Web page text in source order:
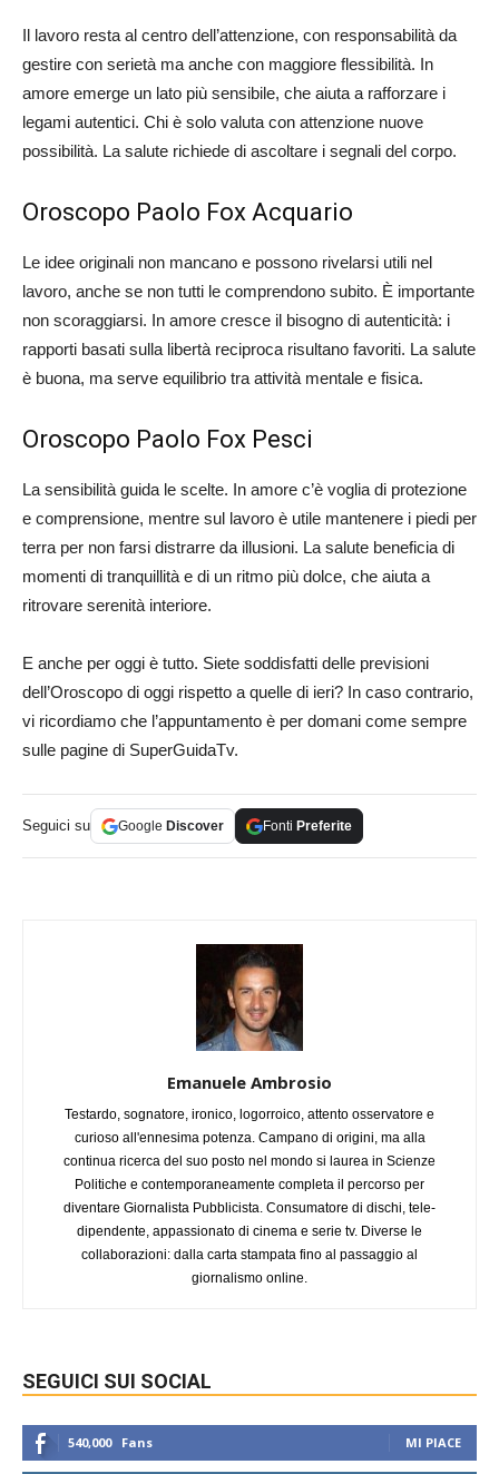
Il lavoro resta al centro dell’attenzione, con responsabilità da
gestire con serietà ma anche con maggiore flessibilità. In
amore emerge un lato più sensibile, che aiuta a rafforzare i
legami autentici. Chi è solo valuta con attenzione nuove
possibilità. La salute richiede di ascoltare i segnali del corpo.
Oroscopo Paolo Fox Acquario
Le idee originali non mancano e possono rivelarsi utili nel
lavoro, anche se non tutti le comprendono subito. È importante
non scoraggiarsi. In amore cresce il bisogno di autenticità: i
rapporti basati sulla libertà reciproca risultano favoriti. La salute
è buona, ma serve equilibrio tra attività mentale e fisica.
Oroscopo Paolo Fox Pesci
La sensibilità guida le scelte. In amore c’è voglia di protezione
e comprensione, mentre sul lavoro è utile mantenere i piedi per
terra per non farsi distrarre da illusioni. La salute beneficia di
momenti di tranquillità e di un ritmo più dolce, che aiuta a
ritrovare serenità interiore.
E anche per oggi è tutto. Siete soddisfatti delle previsioni
dell’Oroscopo di oggi rispetto a quelle di ieri? In caso contrario,
vi ricordiamo che l’appuntamento è per domani come sempre
sulle pagine di SuperGuidaTv.
Seguici su Google Discover Fonti Preferite
Emanuele Ambrosio
Testardo, sognatore, ironico, logorroico, attento osservatore e
curioso all'ennesima potenza. Campano di origini, ma alla
continua ricerca del suo posto nel mondo si laurea in Scienze
Politiche e contemporaneamente completa il percorso per
diventare Giornalista Pubblicista. Consumatore di dischi, tele-
dipendente, appassionato di cinema e serie tv. Diverse le
collaborazioni: dalla carta stampata fino al passaggio al
giornalismo online.
SEGUICI SUI SOCIAL
540,000 Fans MI PIACE